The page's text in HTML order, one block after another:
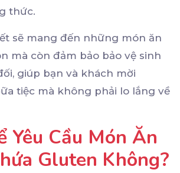
thức.
sẽ mang đến những món ăn
mà còn đảm bảo bảo vệ sinh
giúp bạn và khách mời
tiệc mà không phải lo lắng về
Yêu Cầu Món Ăn
Gluten Không?